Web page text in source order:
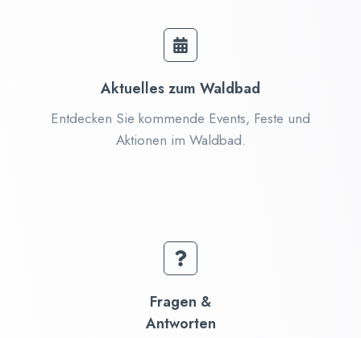
Aktuelles zum Waldbad
Entdecken Sie kommende Events, Feste und
Aktionen im Waldbad.
Fragen &
Antworten